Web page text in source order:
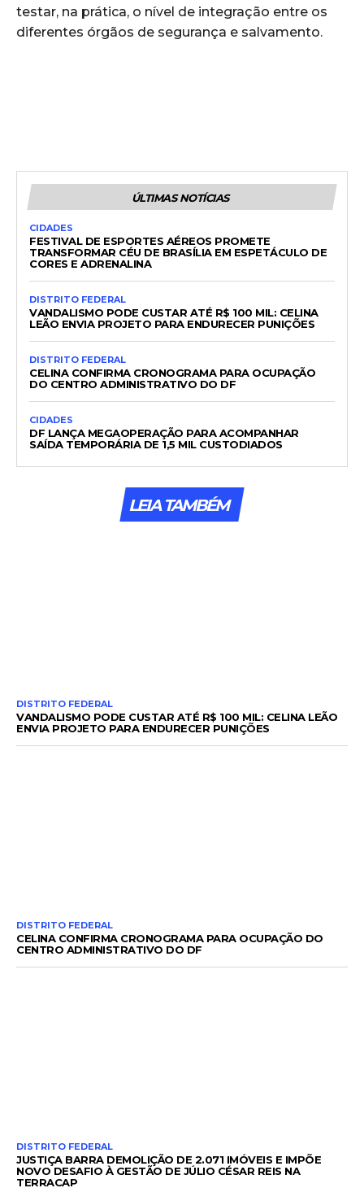
testar, na prática, o nível de integração entre os
diferentes órgãos de segurança e salvamento.
ÚLTIMAS NOTÍCIAS
CIDADES
FESTIVAL DE ESPORTES AÉREOS PROMETE
TRANSFORMAR CÉU DE BRASÍLIA EM ESPETÁCULO DE
CORES E ADRENALINA
DISTRITO FEDERAL
VANDALISMO PODE CUSTAR ATÉ R$ 100 MIL: CELINA
LEÃO ENVIA PROJETO PARA ENDURECER PUNIÇÕES
DISTRITO FEDERAL
CELINA CONFIRMA CRONOGRAMA PARA OCUPAÇÃO
DO CENTRO ADMINISTRATIVO DO DF
CIDADES
DF LANÇA MEGAOPERAÇÃO PARA ACOMPANHAR
SAÍDA TEMPORÁRIA DE 1,5 MIL CUSTODIADOS
LEIA TAMBÉM
DISTRITO FEDERAL
VANDALISMO PODE CUSTAR ATÉ R$ 100 MIL: CELINA LEÃO
ENVIA PROJETO PARA ENDURECER PUNIÇÕES
DISTRITO FEDERAL
CELINA CONFIRMA CRONOGRAMA PARA OCUPAÇÃO DO
CENTRO ADMINISTRATIVO DO DF
DISTRITO FEDERAL
JUSTIÇA BARRA DEMOLIÇÃO DE 2.071 IMÓVEIS E IMPÕE
NOVO DESAFIO À GESTÃO DE JÚLIO CÉSAR REIS NA
TERRACAP